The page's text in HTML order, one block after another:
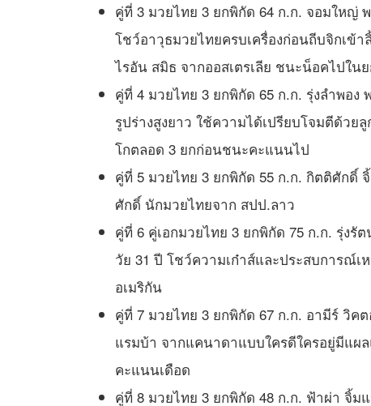
คู่ที่ 3 มวยไทย 3 ยกพิกัด 64 ก.ก. จอมใหญ่
โชว์อาวุธมวยไทยครบเครื่องก่อนถีบจิกเข้
ไรอัน สมิธ จากออสเตรเลีย ชนะน็อคไปใน
คู่ที่ 4 มวยไทย 3 ยกพิกัด 65 ก.ก. รุ่งลำพอ
รูปร่างสูงยาว ใช้ความได้เปรียบโจมตีด้วย
โกตลอด 3 ยกก่อนชนะคะแนนไป
คู่ที่ 5 มวยไทย 3 ยกพิกัด 55 ก.ก. กิตติศักดิ์
ศักดิ์ นักมวยไทยจาก สปป.ลาว
คู่ที่ 6 คู่เอกมวยไทย 3 ยกพิกัด 75 ก.ก. รุ่ง
วัย 31 ปี โชว์ความเก๋าส์และประสบการ
อเมริกัน
คู่ที่ 7 มวยไทย 3 ยกพิกัด 67 ก.ก. อามีร์ วิ
แรมบ้า จากแคนาดาแบบใครดีใครอยู่มีแผ
คะแนนเดือด
คู่ที่ 8 มวยไทย 3 ยกพิกัด 48 ก.ก. ฟ้าผ่า จิ้ม